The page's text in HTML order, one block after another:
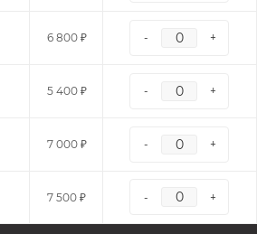
6 800 ₽ - +
5 400 ₽ - +
7 000 ₽ - +
7 500 ₽ - +